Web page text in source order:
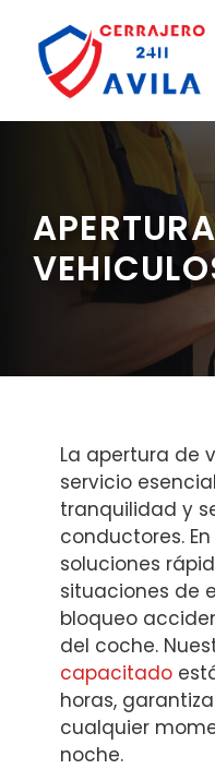
contenido
La apertura de
servicio
tranquilidad y
conductores. En
soluciones
situaciones de
bloqueo
del coche.
capacitado
horas,
cualquier
noche.